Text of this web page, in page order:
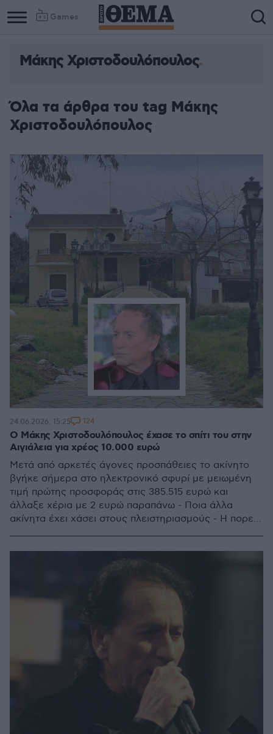
Games
Μάκης Χριστοδουλόπουλος
Όλα τα άρθρα του tag Μάκης
Χριστοδουλόπουλος
Ο Μάκης Χριστοδουλόπουλος έχασε το σπίτι του στην
Αιγιάλεια για χρέος 10.000 ευρώ
Μετά από αρκετές άγονες προσπάθειες το ακίνητο
βγήκε σήμερα στο ηλεκτρονικό σφυρί με μειωμένη
τιμή πρώτης προσφοράς στις 385.515 ευρώ και
άλλαξε χέρια με 2 ευρώ παραπάνω - Ποια άλλα
ακίνητα έχει χάσει στους πλειστηριασμούς - Η πορεία
24.06.2026, 15:25 124